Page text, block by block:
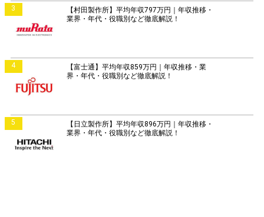
3
【村田製作所】平均年収797万円｜年収推移・
業界・年代・役職別など徹底解説！
4
【富士通】平均年収859万円｜年収推移・業
界・年代・役職別など徹底解説！
5
【日立製作所】平均年収896万円｜年収推移・
業界・年代・役職別など徹底解説！